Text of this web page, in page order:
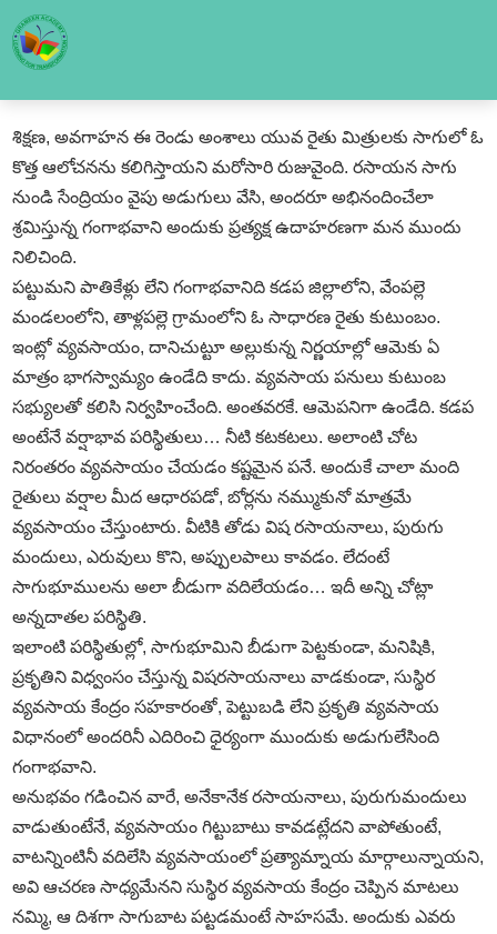
శిక్షణ, అవగాహన ఈ రెండు అంశాలు యువ రైతు మిత్రులకు సాగులో ఓ
కొత్త ఆలోచనను కలిగిస్తాయని మరోసారి రుజువైంది. రసాయన సాగు
నుండి సేంద్రియం వైపు అడుగులు వేసి, అందరూ అభినందించేలా
శ్రమిస్తున్న గంగాభవాని అందుకు ప్రత్యక్ష ఉదాహరణగా మన ముందు
నిలిచింది.
పట్టుమని పాతికేళ్లు లేని గంగాభవానిది కడప జిల్లాలోని, వేంపల్లె
మండలంలోని, తాళ్లపల్లె గ్రామంలోని ఓ సాధారణ రైతు కుటుంబం.
ఇంట్లో వ్యవసాయం, దానిచుట్టూ అల్లుకున్న నిర్ణయాల్లో ఆమెకు ఏ
మాత్రం భాగస్వామ్యం ఉండేది కాదు. వ్యవసాయ పనులు కుటుంబ
సభ్యులతో కలిసి నిర్వహించేంది. అంతవరకే. ఆమెపనిగా ఉండేది. కడప
అంటేనే వర్షాభావ పరిస్థితులు… నీటి కటకటలు. అలాంటి చోట
నిరంతరం వ్యవసాయం చేయడం కష్టమైన పనే. అందుకే చాలా మంది
రైతులు వర్షాల మీద ఆధారపడో, బోర్లను నమ్ముకునో మాత్రమే
వ్యవసాయం చేస్తుంటారు. వీటికి తోడు విష రసాయనాలు, పురుగు
మందులు, ఎరువులు కొని, అప్పులపాలు కావడం. లేదంటే
సాగుభూములను అలా బీడుగా వదిలేయడం… ఇదీ అన్ని చోట్లా
అన్నదాతల పరిస్థితి.
ఇలాంటి పరిస్థితుల్లో, సాగుభూమిని బీడుగా పెట్టకుండా, మనిషికి,
ప్రకృతిని విధ్వంసం చేస్తున్న విషరసాయనాలు వాడకుండా, సుస్థిర
వ్యవసాయ కేంద్రం సహకారంతో, పెట్టుబడి లేని ప్రకృతి వ్యవసాయ
విధానంలో అందరినీ ఎదిరించి ధైర్యంగా ముందుకు అడుగులేసింది
గంగాభవాని.
అనుభవం గడించిన వారే, అనేకానేక రసాయనాలు, పురుగుమందులు
వాడుతుంటేనే, వ్యవసాయం గిట్టుబాటు కావడట్లేదని వాపోతుంటే,
వాటన్నింటినీ వదిలేసి వ్యవసాయంలో ప్రత్యామ్నాయ మార్గాలున్నాయని,
అవి ఆచరణ సాధ్యమేనని సుస్థిర వ్యవసాయ కేంద్రం చెప్పిన మాటలు
నమ్మి, ఆ దిశగా సాగుబాట పట్టడమంటే సాహసమే. అందుకు ఎవరు